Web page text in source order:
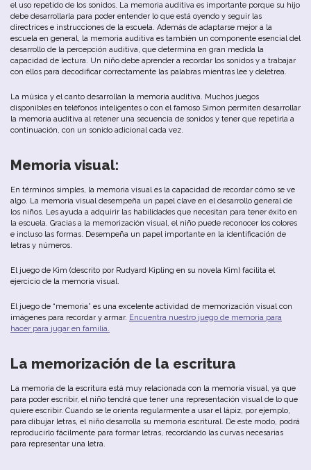
eluso repetido de los sonidos. La memoria auditiva es importante porque su hijo
debe desarrollarla para poder entender lo que está oyendo y seguir las
directrices e instrucciones de la escuela. Además de adaptarse mejor a la
escuela en general, la memoria auditiva es también un componente esencial del
desarrollo de la percepción auditiva, que determina en gran medida la
capacidad de lectura. Un niño debe aprender a recordar los sonidos y a trabajar
con ellos para decodificar correctamente las palabras mientras lee y deletrea.
La música y el canto desarrollan la memoria auditiva. Muchos juegos
disponibles en teléfonos inteligentes o con el famoso Simon permiten desarrollar
la memoria auditiva al retener una secuencia de sonidos y tener que repetirla a
continuación, con un sonido adicional cada vez.
Memoria visual:
En términos simples, la memoria visual es la capacidad de recordar cómo se ve
algo. La memoria visual desempeña un papel clave en el desarrollo general de
los niños. Les ayuda a adquirir las habilidades que necesitan para tener éxito en
la escuela. Gracias a la memorización visual, el niño puede reconocer los colores
e incluso las formas. Desempeña un papel importante en la identificación de
letras y números.
El juego de Kim (descrito por Rudyard Kipling en su novela Kim) facilita el
ejercicio de la memoria visual.
El juego de “memoria” es una excelente actividad de memorización visual con
imágenes para recordar y armar. Encuentra nuestro juego de memoria para
hacer para jugar en familia.
La memorización de la escritura
La memoria de la escritura está muy relacionada con la memoria visual, ya que
para poder escribir, el niño tendrá que tener una representación visual de lo que
quiere escribir. Cuando se le orienta regularmente a usar el lápiz, por ejemplo,
para dibujar letras, el niño desarrolla su memoria escritural. De este modo, podrá
reproducirlo fácilmente para formar letras, recordando las curvas necesarias
para representar una letra.